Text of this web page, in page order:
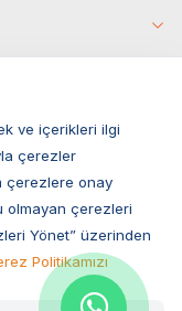
ve içerikleri ilgi
çerezler
çerezlere onay
olmayan çerezleri
Yönet” üzerinden
Politikamızı